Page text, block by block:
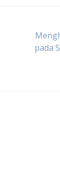
pada